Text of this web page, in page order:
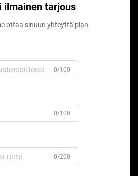
ilmainen tarjous
ottaa sinuun yhteyttä pian.
0/100
0/100
0/200